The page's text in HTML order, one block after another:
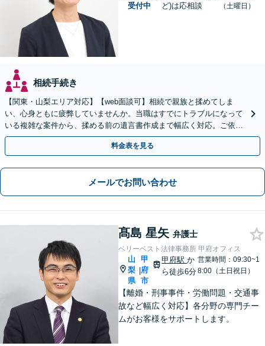
受付中
ど)は応相談
（土曜日）
相続手続き
【関東・山梨エリア対応】【web面談可】相続で親族と揉めてしま
い、心身ともに疲弊していませんか。当職はすでにトラブルになって
いる複雑な案件から、揉める前の遺言書作成まで幅広く対応。ご依頼
者様の心に最後まで寄り添います。【休日面談可】
料金表を見る
メールでお問い合わせ
髙島 星矢 弁護士
ベリーベスト法律事務所 甲府オフィス
山
梨
県
|
甲
府
市
甲府駅か
ら徒歩6分
営業時間：09:30~1
8:00（土日祝日）
【離婚・刑事事件・労働問題・交通事
故など幅広く対応】各分野の専門チー
ムがお客様をサポートします。